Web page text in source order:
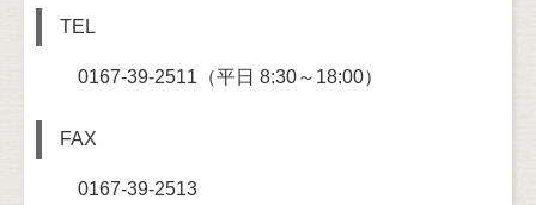
TEL
0167-39-2511（平日 8:30～18:00）
FAX
0167-39-2513